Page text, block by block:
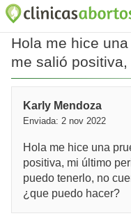
Hola me hice
me salió
Karly Mendoza
Enviada: 2 nov 2022
Hola me hice una
positiva, mi último
puedo tenerlo, no
¿que puedo hacer?